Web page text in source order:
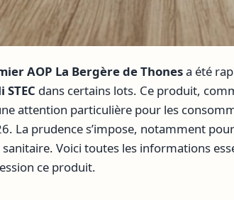
AOP La Bergère de Thonesa été
dans certains lots. Ce produit,
attention particulière pour les
La prudence s’impose, notamment
Voici toutes les informations
ce produit.